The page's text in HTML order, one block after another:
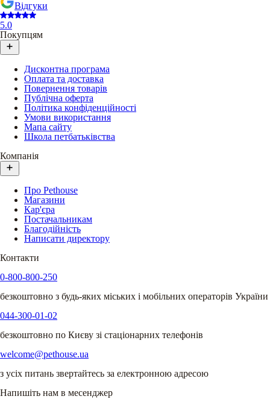
Відгуки
5.0
Покупцям
Дисконтна програма
Оплата та доставка
Повернення товарів
Публічна оферта
Політика конфіденційності
Умови використання
Мапа сайту
Школа петбатьківства
Компанія
Про Pethouse
Магазини
Кар'єра
Постачальникам
Благодійність
Написати директору
Контакти
0-800-800-250
безкоштовно з будь-яких міських і мобільних операторів України
044-300-01-02
безкоштовно по Києву зі стаціонарних телефонів
welcome@pethouse.ua
з усіх питань звертайтесь за електронною адресою
Напишіть нам в месенджер